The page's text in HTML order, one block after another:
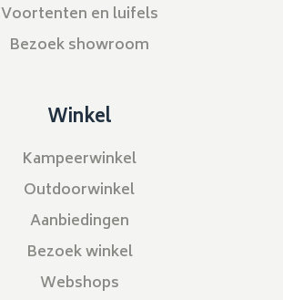
Voortenten en luifels
Bezoek showroom
Winkel
Kampeerwinkel
Outdoorwinkel
Aanbiedingen
Bezoek winkel
Webshops